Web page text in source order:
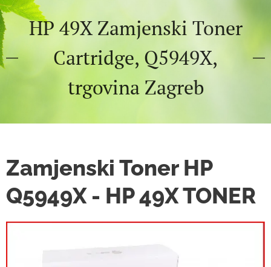
HP 49X Zamjenski Toner
Cartridge, Q5949X,
trgovina Zagreb
Zamjenski Toner HP
Q5949X - HP 49X TONER